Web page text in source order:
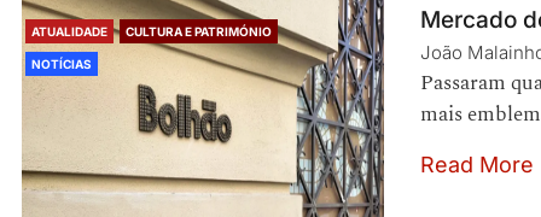
ATUALIDADE CULTURA E PATRIMÓNIO
NOTÍCIAS
Mercado
João
Passaram
mais
Read More